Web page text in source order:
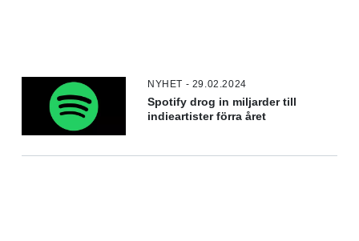
NYHET - 29.02.2024
Spotify drog in miljarder till
indieartister förra året